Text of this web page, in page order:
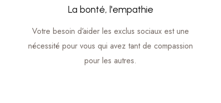
La bonté, l'empathie
Votre besoin d’aider les exclus sociaux est une
nécessité pour vous qui avez tant de compassion
pour les autres.